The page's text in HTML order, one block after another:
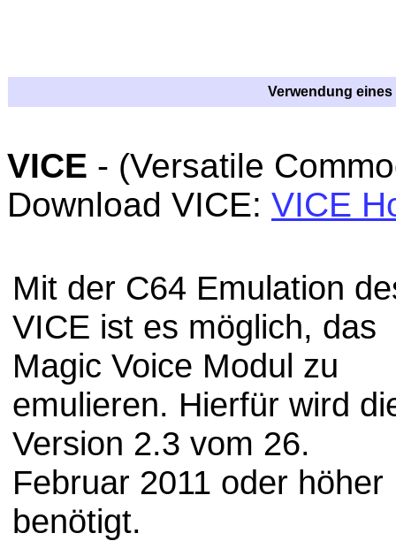
Verwendung
VICE - (Versatile
Download VICE: VICE
Mit der C64 Emulation
VICE ist es möglich, das
Magic Voice Modul zu
emulieren. Hierfür wird
Version 2.3 vom 26.
Februar 2011 oder höher
benötigt.